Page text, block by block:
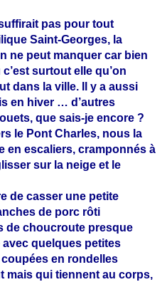
pas pour tout
Saint-Georges, la
ne peut manquer car bien
surtout elle qu’on
dans la ville. Il y a aussi
en hiver … d’autres
que sais-je encore ?
le Pont Charles, nous la
en escaliers, cramponnés à
sur la neige et le
de casser une petite
de porc rôti
de choucroute presque
quelques petites
en rondelles
mais qui tiennent au corps,